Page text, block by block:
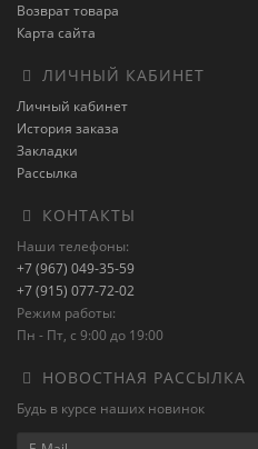
Возврат товара
Карта сайта
ЛИЧНЫЙ КАБИНЕТ
Личный кабинет
История заказа
Закладки
Рассылка
КОНТАКТЫ
Наши телефоны:
+7 (967) 049-35-59
+7 (915) 077-72-02
Режим работы:
Пн - Пт, с 9:00 до 19:00
НОВОСТНАЯ РАССЫЛКА
Будь в курсе наших новинок